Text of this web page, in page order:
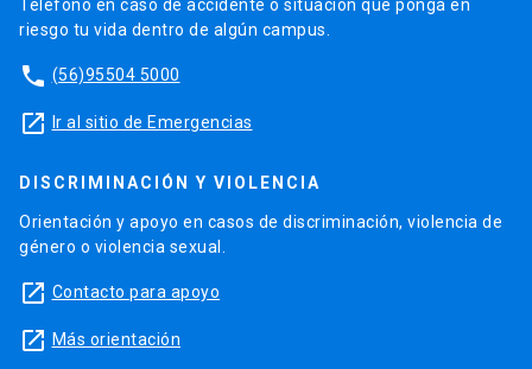
Teléfono en caso de accidente o situación que ponga en
riesgo tu vida dentro de algún campus.
phone (56)95504 5000
launch Ir al sitio de Emergencias
DISCRIMINACIÓN Y VIOLENCIA
Orientación y apoyo en casos de discriminación, violencia de
género o violencia sexual.
launch Contacto para apoyo
launch Más orientación